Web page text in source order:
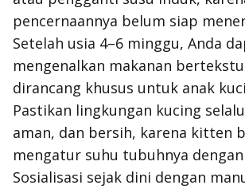
pencernaannya belum siap
Setelah usia 4–6 minggu, Anda
mengenalkan makanan
dirancang khusus untuk anak
Pastikan lingkungan kucing
aman, dan bersih, karena kitten
mengatur suhu tubuhnya
Sosialisasi sejak dini dengan